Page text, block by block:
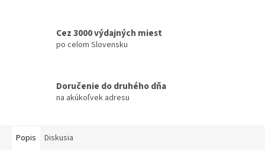
Cez 3000 výdajných miest
po celom Slovensku
Doručenie do druhého dňa
na akúkoľvek adresu
Popis Diskusia